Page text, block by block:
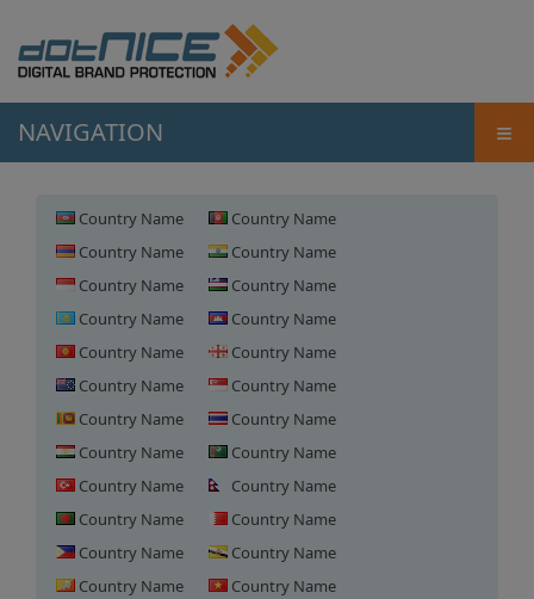
NAVIGATION ≡
Country Name
Country Name
Country Name
Country Name
Country Name
Country Name
Country Name
Country Name
Country Name
Country Name
Country Name
Country Name
Country Name
Country Name
Country Name
Country Name
Country Name
Country Name
Country Name
Country Name
Country Name
Country Name
Country Name
Country Name